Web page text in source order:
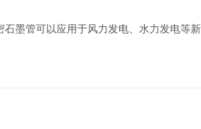
管可以应用于风力发电、水力发电等新